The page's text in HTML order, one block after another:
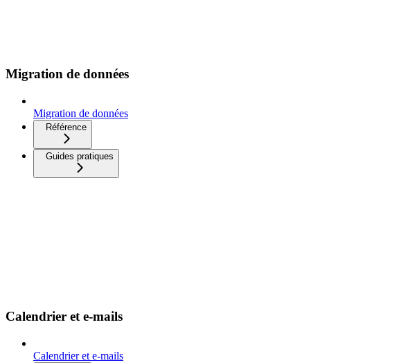
Migration de données
Migration de données
Référence
Guides pratiques
Calendrier et e-mails
Calendrier et e-mails